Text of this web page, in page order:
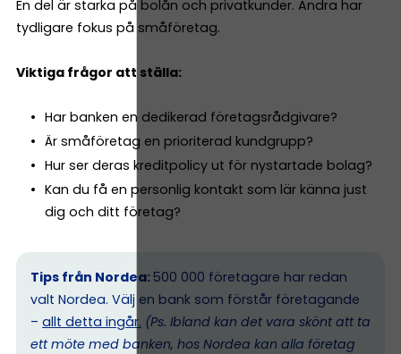
En del är starka på bolån och privatkunder. Andra har
tydligare fokus på småföretag.
Viktiga frågor att ställa:
Har banken en dedikerad företagsrådgivare?
Är småföretag en prioriterad kundgrupp?
Hur ser deras kreditpolicy ut för nystartade bolag?
Kan du få en personlig kontakt som lär känna just
dig och ditt företag?
Tips från Nordea: 500 000 företagare har redan
valt Nordea. Välj en bank som förstår företagande
– allt detta ingår. (Ps. Ibland kan det vara skönt att ta
ett möte med banken, hos Nordea kan alla företag